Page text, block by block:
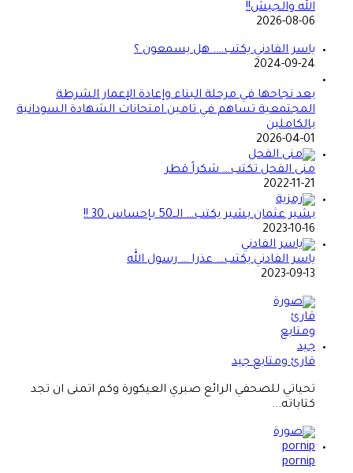
الله والجيش!!
2026-08-06
ياسر الفادني يكتب…. هل يسمعون ؟
2024-09-24
بعد نجاحها في مرحلة البناء وإعادة الإعمار الشرطة
المجتمعية تساهم في تامين امتحانات الشهادة السودانية
بالكاملين
2026-04-01
منى الفحل تكتب… شكراً قطر
2022-11-21
بشير عثمان بشير يكتب… الــ50 بإحساس 30 !!
2023-10-16
ياسر الفادني يكتب… عذرا … رسول الله
2023-09-13
قارئ ومتابع جيد
تحياتي للصحفي الرائع صبري العيكورة وكم اتمنى ان تجد
كتاباته...
pornip